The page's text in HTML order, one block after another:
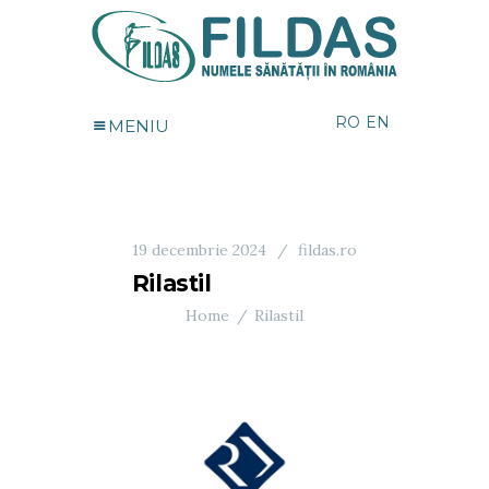
MENIU RO EN
19 decembrie 2024 fildas.ro
Rilastil
Home Rilastil